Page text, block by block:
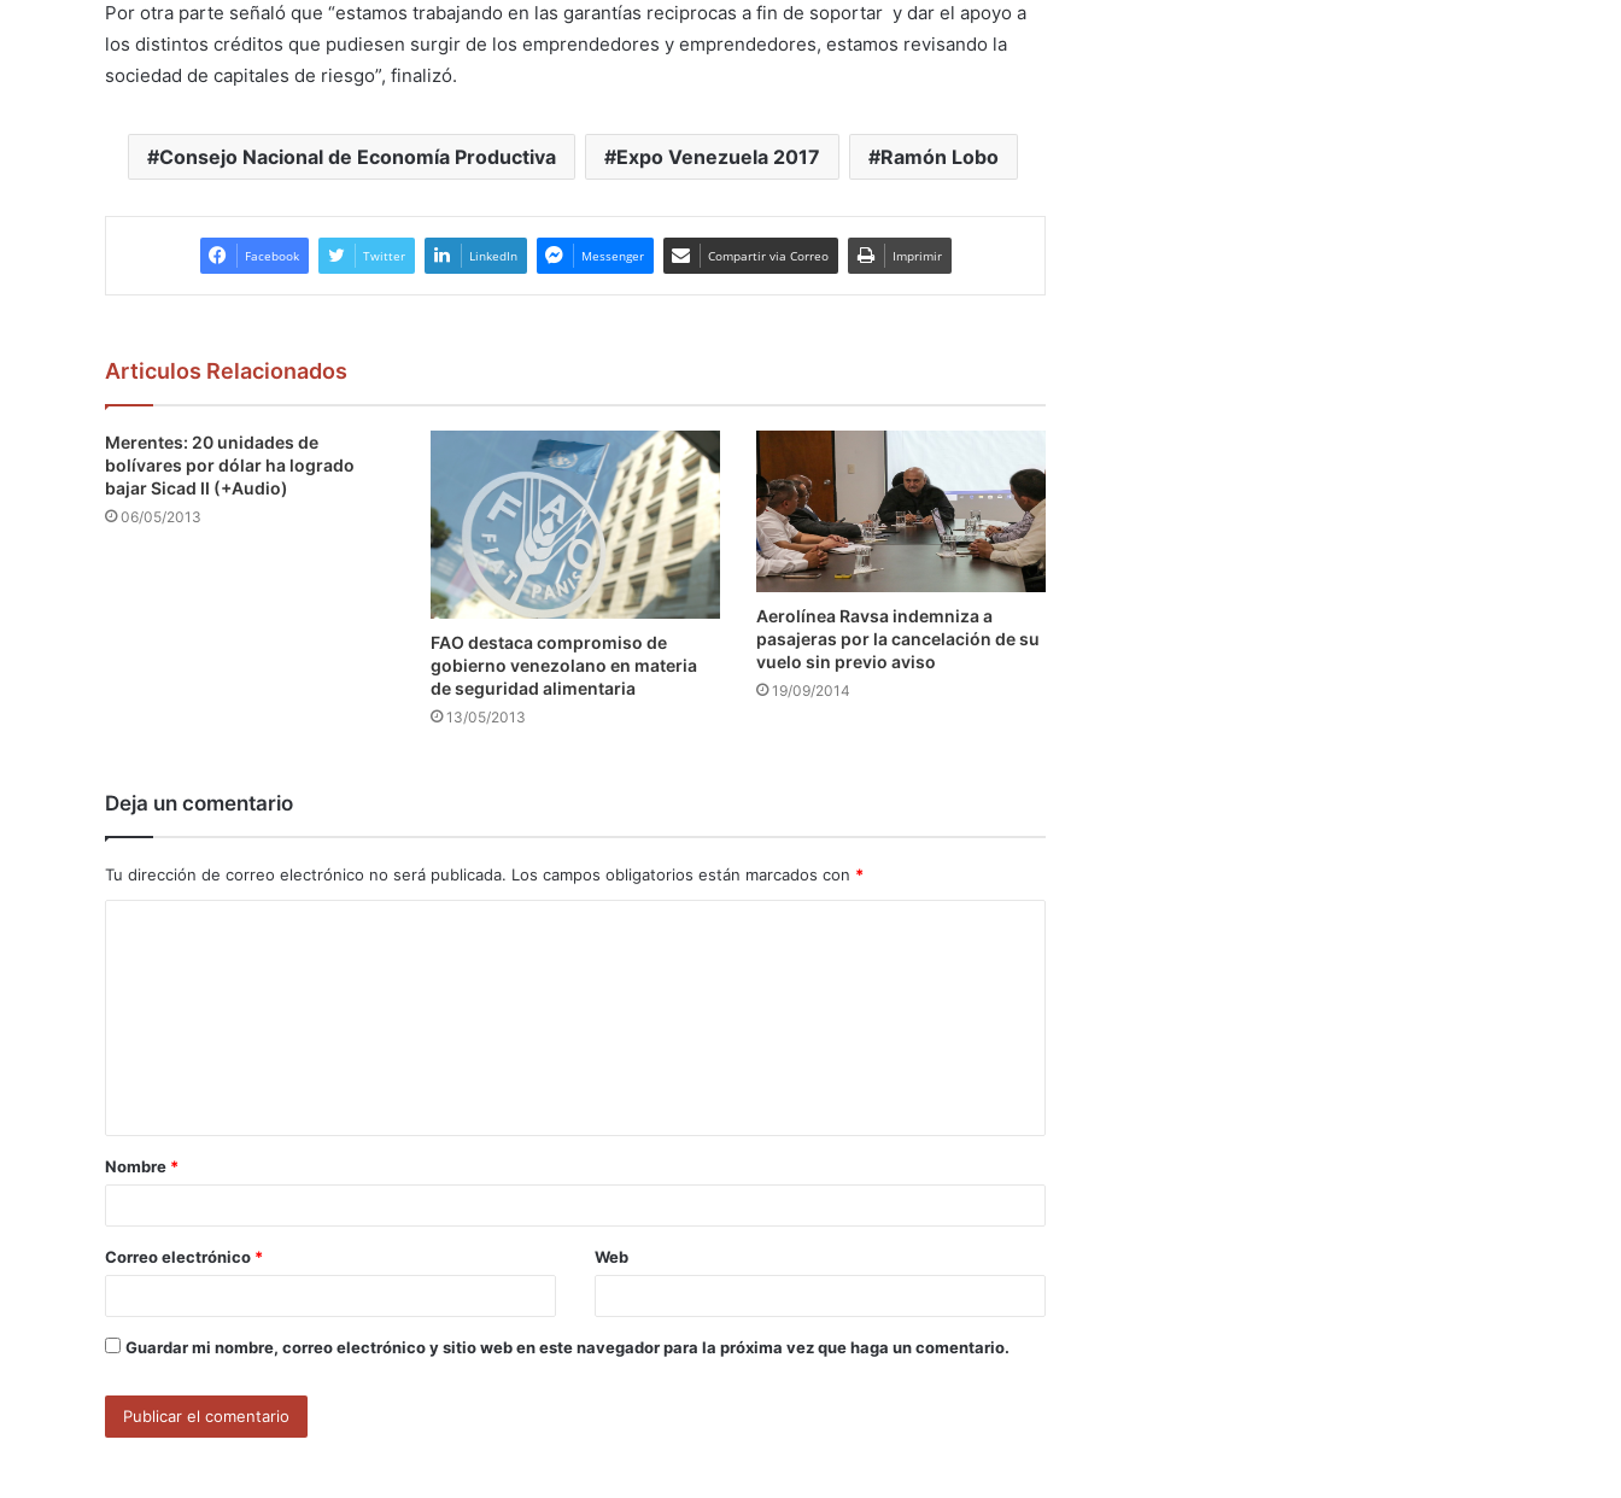
Por otra parte señaló que “estamos trabajando en las garantías reciprocas a fin de soportar y dar el apoyo a
los distintos créditos que pudiesen surgir de los emprendedores y emprendedores, estamos revisando la
sociedad de capitales de riesgo”, finalizó.
Consejo Nacional de Economía Productiva Expo Venezuela 2017 Ramón Lobo
Facebook Twitter LinkedIn Messenger Compartir via Correo Imprimir
Articulos Relacionados
Merentes: 20 unidades de
bolívares por dólar ha logrado
bajar Sicad II (+Audio)
06/05/2013
FAO destaca compromiso de
gobierno venezolano en materia
de seguridad alimentaria
13/05/2013
Aerolínea Ravsa indemniza a
pasajeras por la cancelación de su
vuelo sin previo aviso
19/09/2014
Deja un comentario
Tu dirección de correo electrónico no será publicada. Los campos obligatorios están marcados con *
a
r
*
Nombre *
Correo electrónico * Web
Guardar mi nombre, correo electrónico y sitio web en este navegador para la próxima vez que haga un comentario.